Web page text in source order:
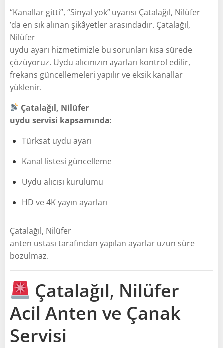
“Kanallar gitti”, “Sinyal yok” uyarısı Çatalağıl, Nilüfer
’da en sık alınan şikâyetler arasındadır. Çatalağıl,
Nilüfer
uydu ayarı hizmetimizle bu sorunları kısa sürede
çözüyoruz. Uydu alıcınızın ayarları kontrol edilir,
frekans güncellemeleri yapılır ve eksik kanallar
yüklenir.
Çatalağıl, Nilüfer
uydu servisi kapsamında:
Türksat uydu ayarı
Kanal listesi güncelleme
Uydu alıcısı kurulumu
HD ve 4K yayın ayarları
Çatalağıl, Nilüfer
anten ustası tarafından yapılan ayarlar uzun süre
bozulmaz.
Çatalağıl, Nilüfer
Acil Anten ve Çanak
Servisi